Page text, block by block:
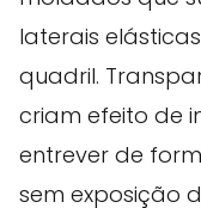
laterais
quadril.
criam efeito de
entrever de
sem exposição